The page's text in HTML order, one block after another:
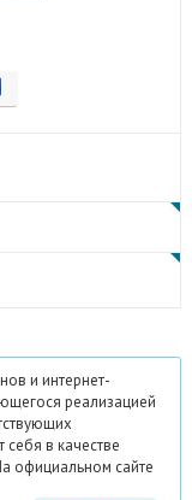
и интернет-
реализацией
себя в качестве
официальном сайте